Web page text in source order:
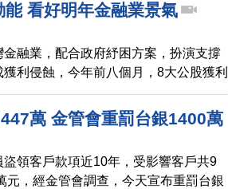
看好明年金融業景氣
融業，配合政府紓困方案，扮演支撐
利侵蝕，今年前八個月，8大公股獲利
，國內公股行庫龍頭的臺灣銀行，則
台灣經濟現在有三大動能支撐，預估
。
萬 金管會重罰台銀1400萬
領客戶款項近10年，受影響客戶共9
元，經金管會調查，今天宣布重罰台銀